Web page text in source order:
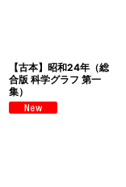
【古本】昭和24年（総
合版 科学グラフ 第一
集）